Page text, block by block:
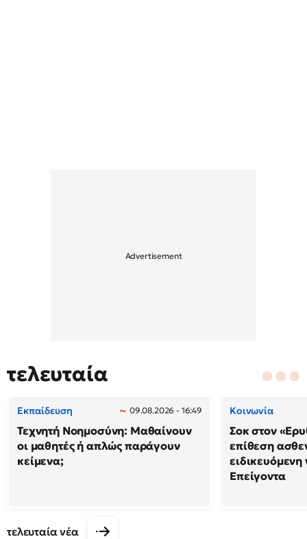
τελευταία
Εκπαίδευση 09.08.2026 - 16:49
Τεχνητή Νοημοσύνη: Μαθαίνουν
οι μαθητές ή απλώς παράγουν
κείμενα;
Κοινωνία
Σοκ στον
επίθεση
Επείγοντα
τελευταία νέα